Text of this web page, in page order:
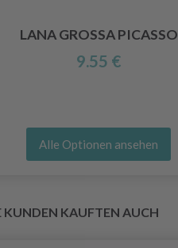
LANA GROSSA PICASSO
9.55 €
Alle Optionen ansehen
KUNDEN KAUFTEN AUCH